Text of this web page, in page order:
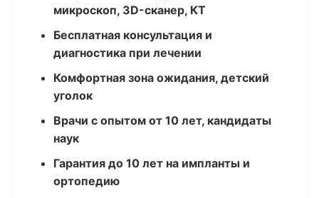
микроскоп, 3D-сканер, КТ
Бесплатная консультация и
диагностика при лечении
Комфортная зона ожидания, детский
уголок
Врачи с опытом от 10 лет, кандидаты
наук
Гарантия до 10 лет на импланты и
ортопедию